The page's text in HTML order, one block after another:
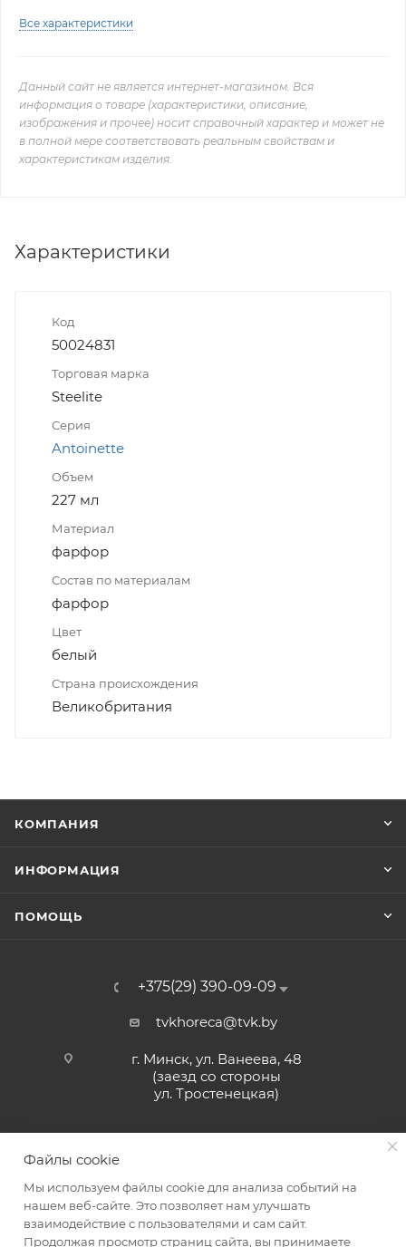
Все характеристики
Данный сайт не является интернет-магазином. Вся
информация о товаре (характеристики, описание,
изображения и прочее) носит справочный характер и может не
в полной мере соответствовать реальным свойствам и
характеристикам изделия.
Характеристики
Код
50024831
Торговая марка
Steelite
Серия
Antoinette
Объем
227 мл
Материал
фарфор
Состав по материалам
фарфор
Цвет
белый
Страна происхождения
Великобритания
КОМПАНИЯ
ИНФОРМАЦИЯ
ПОМОЩЬ
+375(29) 390-09-09
tvkhoreca@tvk.by
г. Минск, ул. Ванеева, 48
(заезд со стороны
ул. Тростенецкая)
2026 © ЗАО «ТВК»
Файлы cookie
Мы используем файлы cookie для анализа событий на
нашем веб-сайте. Это позволяет нам улучшать
взаимодействие с пользователями и сам сайт.
Продолжая просмотр страниц сайта, вы принимаете